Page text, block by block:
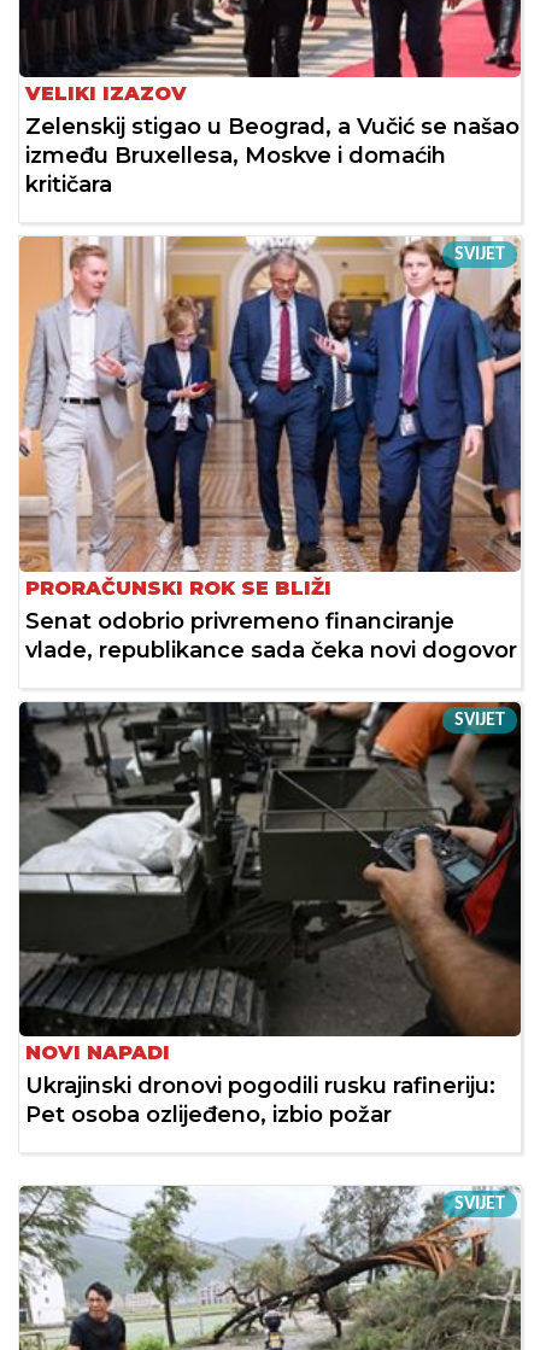
VELIKI IZAZOV
Zelenskij stigao u Beograd, a Vučić se našao
između Bruxellesa, Moskve i domaćih
kritičara
SVIJET
PRORAČUNSKI ROK SE BLIŽI
Senat odobrio privremeno financiranje
vlade, republikance sada čeka novi dogovor
SVIJET
NOVI NAPADI
Ukrajinski dronovi pogodili rusku rafineriju:
Pet osoba ozlijeđeno, izbio požar
SVIJET